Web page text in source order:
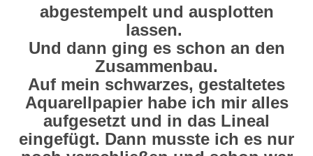
abgestempelt und ausplotten
lassen.
Und dann ging es schon an den
Zusammenbau.
Auf mein schwarzes, gestaltetes
Aquarellpapier habe ich mir alles
aufgesetzt und in das Lineal
eingefügt. Dann musste ich es nur